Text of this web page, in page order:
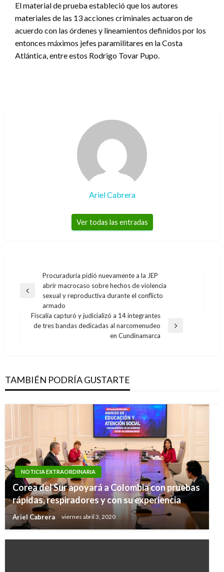
El material de prueba estableció que los autores
materiales de las 13 acciones criminales actuaron de
acuerdo con las órdenes y lineamientos definidos por los
entonces máximos jefes paramilitares en la Costa
Atlántica, entre estos Rodrigo Tovar Pupo.
Ariel Cabrera
Ver todas las entradas
Navegación
de
entradas
Entrada
Procuraduría pidió nuevamente a la JEP
abrir macrocaso sobre hechos de violencia
sexual y reproductiva durante el conflicto
armado
Entrada
Fiscalía capturó y judicializó a 14 integrantes
de tres bandas dedicadas al narcomenudeo
en Cundinamarca
TAMBIÉN PODRÍA GUSTARTE
NOTICIA EXTRAORDINARIA
Corea del Sur apoyará a Colombia con pruebas
rápidas, respiradores y con su experiencia
Ariel Cabrera viernes abril 3, 2020